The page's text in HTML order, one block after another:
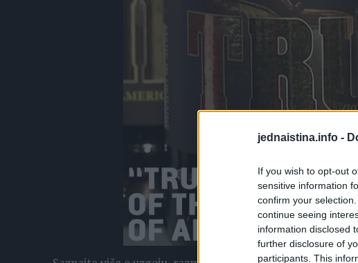
jednaistina.info -
If you wish to opt-out
sensitive information
confirm your
continue seeing
information disclosed
further disclosure of
participants. This